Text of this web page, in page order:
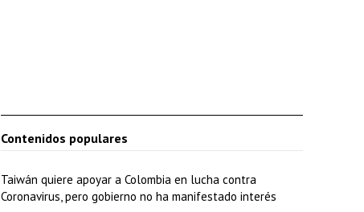
i
a
Contenidos populares
Taiwán quiere apoyar a Colombia en lucha contra
Coronavirus, pero gobierno no ha manifestado interés